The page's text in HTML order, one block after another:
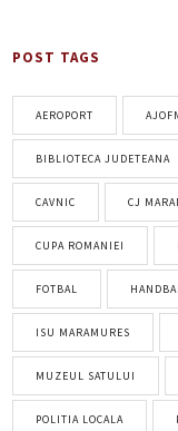
POST TAGS
AEROPORT
BIBLIOTECA JUDETEANA
CAVNIC CJ
CUPA ROMANIEI
FOTBAL
ISU MARAMURES
MUZEUL SATULUI
POLITIA LOCALA